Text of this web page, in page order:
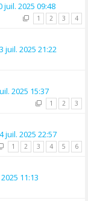
juil. 2025 09:48
1 2 3 4
juil. 2025 21:22
2025 15:37
1 2 3
juil. 2025 22:57
1 2 3 4 5 6
11:13